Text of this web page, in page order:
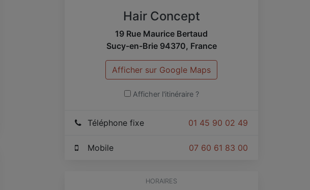
Hair Concept
19 Rue Maurice Bertaud
Sucy-en-Brie 94370, France
Afficher sur Google Maps
Afficher l'itinéraire ?
01 45 90 02 49
Téléphone fixe
07 60 61 83 00
Mobile
HORAIRES